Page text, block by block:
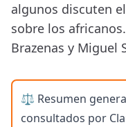
algunos discuten
sobre los
Brazenas y Miguel
⚖️ Resumen
consultados por